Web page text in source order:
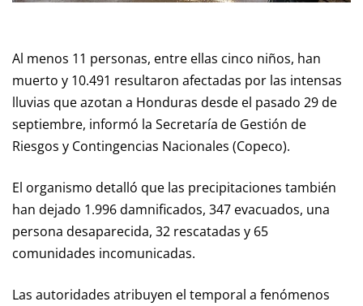
Al menos 11 personas, entre ellas cinco niños, han
muerto y 10.491 resultaron afectadas por las intensas
lluvias que azotan a Honduras desde el pasado 29 de
septiembre, informó la Secretaría de Gestión de
Riesgos y Contingencias Nacionales (Copeco).
El organismo detalló que las precipitaciones también
han dejado 1.996 damnificados, 347 evacuados, una
persona desaparecida, 32 rescatadas y 65
comunidades incomunicadas.
Las autoridades atribuyen el temporal a fenómenos